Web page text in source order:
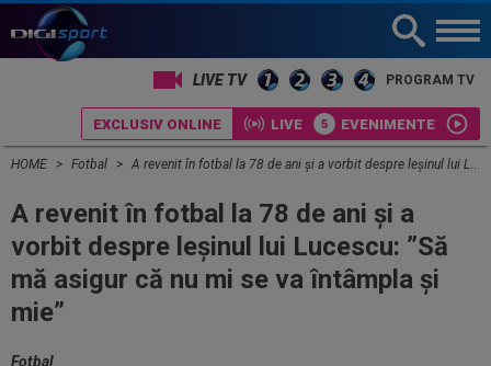
LIVE TV PROGRAM TV
EXCLUSIV ONLINE LIVE EVENIMENTE
HOME Fotbal A revenit în fotbal la 78 de ani și a vorbit despre leșinul lui Lucescu: ”Să mă asigur că nu mi se va întâmpla și mie”
A revenit în fotbal la 78 de ani și a
vorbit despre leșinul lui Lucescu: ”Să
mă asigur că nu mi se va întâmpla și
mie”
Fotbal